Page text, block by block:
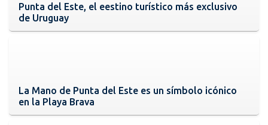
Punta del Este, el eestino turístico más exclusivo
de Uruguay
La Mano de Punta del Este es un símbolo icónico
en la Playa Brava